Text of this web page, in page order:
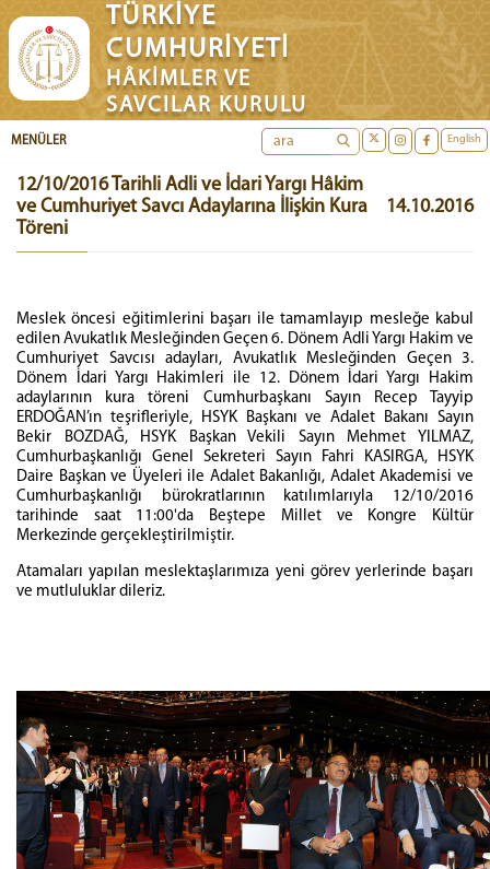
TÜRKİYE
CUMHURİYETİ
HÂKİMLER VE
SAVCILAR KURULU
English
MENÜLER
12/10/2016 Tarihli Adli ve İdari Yargı Hâkim
ve Cumhuriyet Savcı Adaylarına İlişkin Kura
Töreni
14.10.2016
Meslek öncesi eğitimlerini başarı ile tamamlayıp mesleğe kabul
edilen Avukatlık Mesleğinden Geçen 6. Dönem Adli Yargı Hakim ve
Cumhuriyet Savcısı adayları, Avukatlık Mesleğinden Geçen 3.
Dönem İdari Yargı Hakimleri ile 12. Dönem İdari Yargı Hakim
adaylarının kura töreni Cumhurbaşkanı Sayın Recep Tayyip
ERDOĞAN’ın teşrifleriyle, HSYK Başkanı ve Adalet Bakanı Sayın
Bekir BOZDAĞ, HSYK Başkan Vekili Sayın Mehmet YILMAZ,
Cumhurbaşkanlığı Genel Sekreteri Sayın Fahri KASIRGA, HSYK
Daire Başkan ve Üyeleri ile Adalet Bakanlığı, Adalet Akademisi ve
Cumhurbaşkanlığı bürokratlarının katılımlarıyla 12/10/2016
tarihinde saat 11:00'da Beştepe Millet ve Kongre Kültür
Merkezinde gerçekleştirilmiştir.
Atamaları yapılan meslektaşlarımıza yeni görev yerlerinde başarı
ve mutluluklar dileriz.